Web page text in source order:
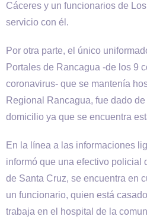
Cáceres y un funcionarios de
servicio con él.
Por otra parte, el único
Portales de Rancagua -de los 9
coronavirus- que se mantenía
Regional Rancagua, fue dado
domicilio ya que se encuentra
En la línea a las informaciones
informó que una efectivo policial
de Santa Cruz, se encuentra
un funcionario, quien está
trabaja en el hospital de la